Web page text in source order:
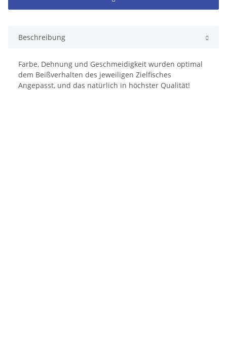
Beschreibung
Farbe, Dehnung und Geschmeidigkeit wurden optimal
dem Beißverhalten des jeweiligen Zielfisches
Angepasst, und das natürlich in höchster Qualität!